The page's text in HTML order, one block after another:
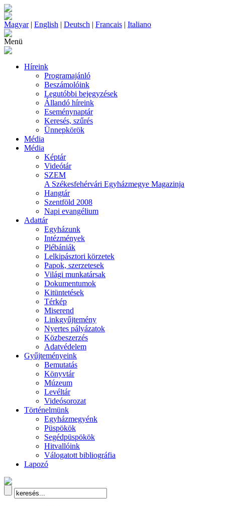
Magyar| English | Deutsch | Francais | Italiano
Menü
Híreink
Programajánló
Beszámolóink
Legutóbbi bejegyzések
Állandó híreink
Eseménynaptár
Keresés, szűrés
Ünnepkörök
Média
Média
Képtár
Videótár
SZEM
A Székesfehérvári Egyházmegye Magazinja
Hangtár
Szentföld 2008
Napi evangélium
Adattár
Egyházunk
Intézmények
Plébániák
Lelkipásztori körzetek
Papok, szerzetesek
Világi munkatársak
Dokumentumok
Kitüntetések
Térkép
Miserend
Linkgyűjtemény
Nyertes pályázatok
Közbeszerzés
Adatvédelem
Gyűjteményeink
Bemutatás
Könyvtár
Múzeum
Levéltár
Videósorozat
Történelmünk
Egyházmegyénk
Püspökök
Segédpüspökök
Hitvallóink
Válogatott bibliográfia
Lapozó